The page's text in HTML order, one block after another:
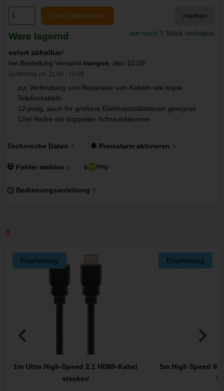
in den Warenkorb merken
Ware lagernd nur noch 3 Stück verfügbar
sofort abholbar/
bei Bestellung Versand morgen, den 10.08
Zustellung zw. 11.08 - 13.08
zur Verbindung und Reparatur von Kabeln wie bspw.
Telefonkabeln
12-polig, auch für größere Elektroinstallationen geeignet
12er Reihe mit doppelter Schraubklemme
Technische Daten 🔔 Preisalarm aktivieren
💀 Fehler melden
⨀ Bedienungsanleitung
Empfehlung
1m Ultra High-Speed 2.1 HDMI-Kabel
stecker/
Empfehlung
5m High Speed